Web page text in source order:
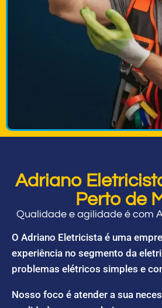
Adriano
Perto de
Qualidade e agilidade é com
O Adriano Eletricista é uma
experiência no segmento da
problemas elétricos simples e
Nosso foco é atender a sua